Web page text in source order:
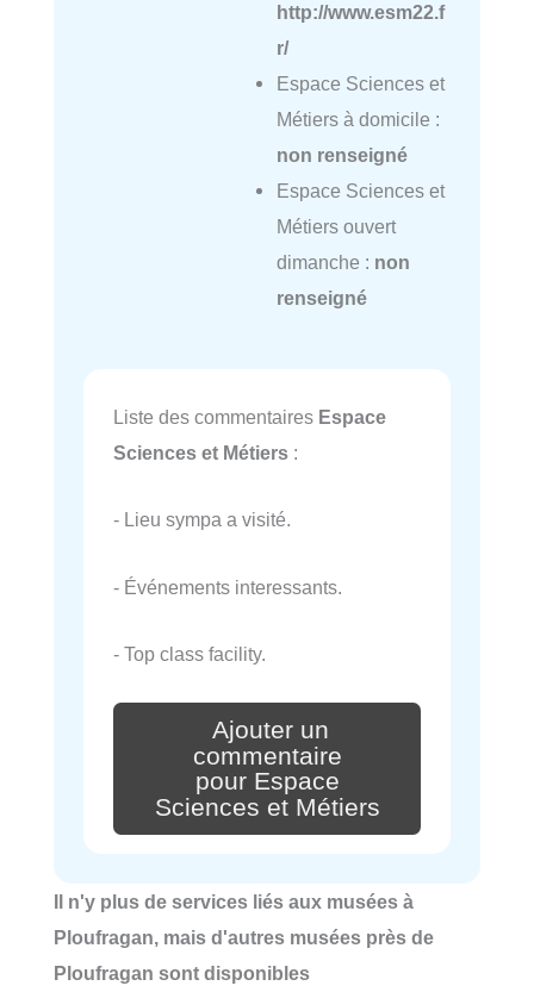
http://www.esm22.f
r/
Espace Sciences et
Métiers à domicile :
non renseigné
Espace Sciences et
Métiers ouvert
dimanche : non
renseigné
Liste des commentaires Espace
Sciences et Métiers :
- Lieu sympa a visité.
- Événements interessants.
- Top class facility.
Ajouter un
commentaire
pour Espace
Sciences et Métiers
Il n'y plus de services liés aux musées à
Ploufragan, mais d'autres musées près de
Ploufragan sont disponibles